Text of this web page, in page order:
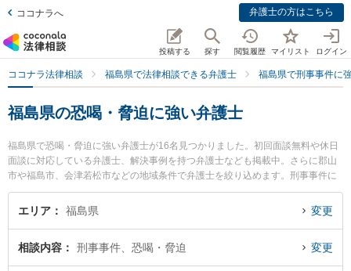
ココナラへ 弁護士の方はこちら
投稿する 探す 閲覧履歴 マイリスト ログイン
ココナラ法律相談 福島県で法律相談できる弁護士 福島県で刑事事件に
福島県の恐喝・脅迫に強い弁護士
福島県で恐喝・脅迫に強い弁護士が16名見つかりました。初回面談無料や休日
面談に対応している弁護士、解決事例を持つ弁護士なども掲載中。さらに郡山
市や福島市、会津若松市などの地域条件で弁護士を絞り込めます。刑事事件に
関係する加害者側や少年事件、再犯・前科あり等の細かな分野での絞り込み検
索もでき便利です。特にベリーベスト法律事務所 郡山オフィスの中村 冬人弁護
す。『福島県で土日や夜間に発生した恐喝・脅迫のトラブルを今すぐに弁護士
に相談したい』『恐喝・脅迫のトラブル解決の実績豊富な近くの弁護士を検索
エリア 福島県 変更
相談内容 刑事事件、恐喝・脅迫 変更